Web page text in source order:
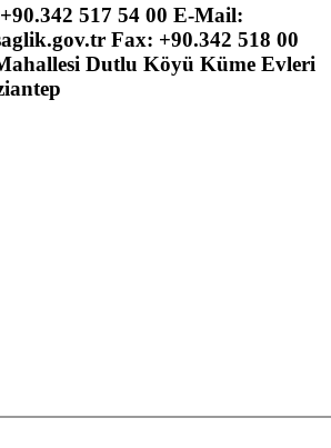
517 54 00 E-Mail:
Fax: +90.342 518 00
Dutlu Köyü Küme Evleri